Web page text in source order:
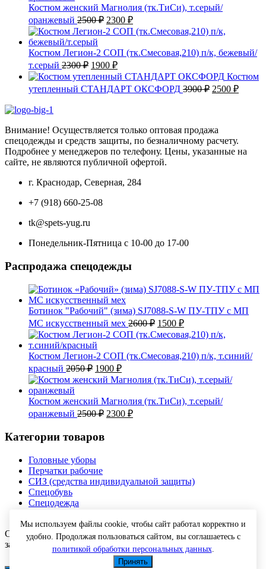
2050 ₽.
Костюм женский Магнолия (тк.ТиСи), т.серый/
оранжевый 2500₽ Первоначальная
цена
составляла
2500 ₽.
2300 ₽Текущая
цена:
Костюм Легион-2 СОП (тк.Смесовая,210) п/к, бежевый/
т.серый 2300₽ Первоначальная
цена
составляла
2300 ₽.
1900 ₽Текущая
цена:
1900 ₽.
Костюм
утепленный СТАНДАРТ ОКСФОРД 3900₽ 2500 ₽
Внимание! Осуществляется только оптовая продажа
спецодежды и средств защиты, по безналичному расчету.
Подробнее у менеджеров по телефону. Цены, указанные на
сайте, не являются публичной офертой.
г. Краснодар, Северная, 284
+7 (918) 660-25-08
tk@spets-yug.ru
Понедельник-Пятница с 10-00 до 17-00
Распродажа спецодежды
Ботинок "Рабочий" (зима) SJ7088-S-W ПУ-ТПУ с МП
МС искусственный мех 2600₽ Первоначальная
цена
составляла
2600 ₽.
1500 ₽Текущая
цена:
Костюм Легион-2 СОП (тк.Смесовая,210) п/к, т.синий/
красный 2050₽ Первоначальная
цена
составляла
2050 ₽.
1900 ₽Текущая
цена:
Костюм женский Магнолия (тк.ТиСи), т.серый/
оранжевый 2500₽ Первоначальная
2300 ₽Текущая
Категории товаров
Головные уборы
Перчатки рабочие
СИЗ (средства индивидуальной защиты)
Спецобувь
Спецодежда
Copyright © 2026 Спецодежда оптом с доставкой. Все права
защищены.
Мы используем файлы cookie, чтобы сайт работал корректно и
удобно. Продолжая пользоваться сайтом, вы соглашаетесь с
политикой обработки персональных данных.
Принять